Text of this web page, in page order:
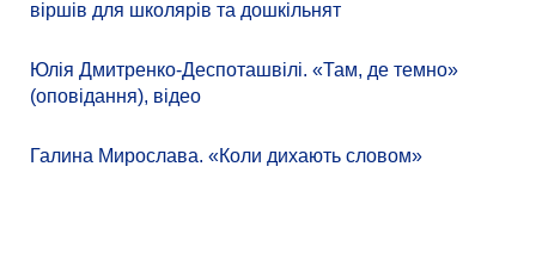
віршів для школярів та дошкільнят
Юлія Дмитренко-Деспоташвілі. «Там, де темно»
(оповідання), відео
Галина Мирослава. «Коли дихають словом»